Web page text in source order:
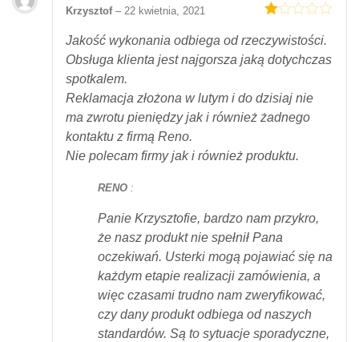
1
na
5.
Krzysztof – 22 kwietnia, 2021
Jakość wykonania odbiega od rzeczywistości.
Obsługa klienta jest najgorsza jaką dotychczas
spotkalem.
Reklamacja złożona w lutym i do dzisiaj nie
ma zwrotu pieniędzy jak i również żadnego
kontaktu z firmą Reno.
Nie polecam firmy jak i również produktu.
RENO :
Panie Krzysztofie, bardzo nam przykro,
że nasz produkt nie spełnił Pana
oczekiwań. Usterki mogą pojawiać się na
każdym etapie realizacji zamówienia, a
więc czasami trudno nam zweryfikować,
czy dany produkt odbiega od naszych
standardów. Są to sytuacje sporadyczne,